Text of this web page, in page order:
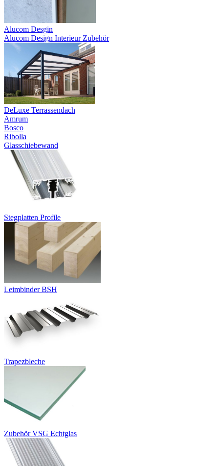
Alucom Desgin
Alucom Design Interieur Zubehör
DeLuxe Terrassendach
Amrum
Bosco
Ribolla
Glasschiebewand
Stegplatten Profile
Leimbinder BSH
Trapezbleche
Zubehör VSG Echtglas